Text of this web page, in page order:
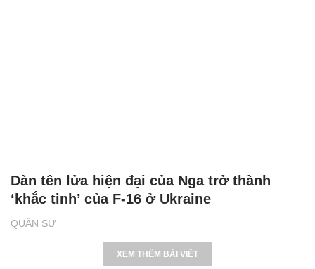
QUÂN SỰ
Dàn tên lửa hiện đại của Nga trở thành
‘khắc tinh’ của F-16 ở Ukraine
XEM THÊM BÀI VIẾT